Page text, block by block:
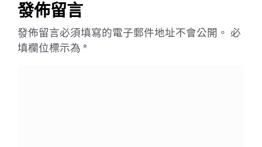
發佈留言
發佈留言必須填寫的電子郵件地址不會公開。 必
填欄位標示為 *